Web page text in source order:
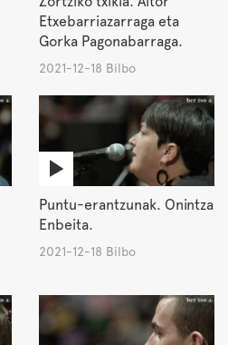
Etxebarriazarraga eta
Gorka Pagonabarraga.
2021-12-18 Bilbo
Puntu-erantzunak. Onintza
Enbeita.
2021-12-18 Bilbo